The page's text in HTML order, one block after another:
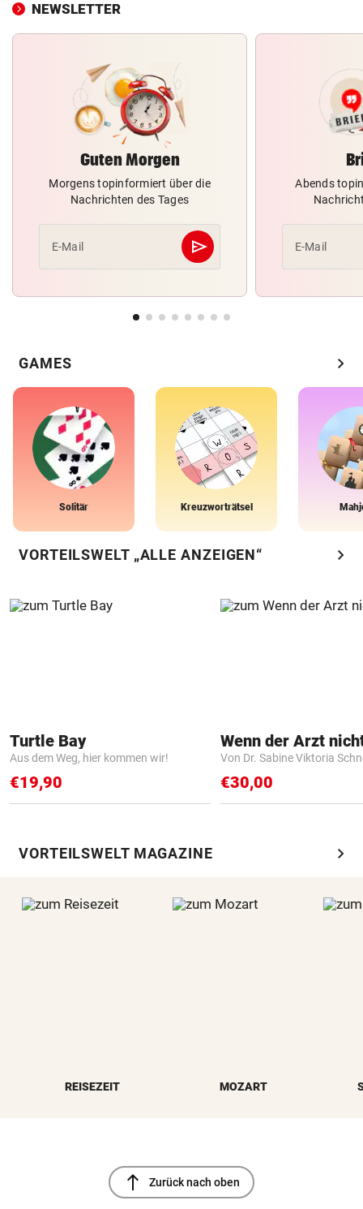
NEWSLETTER
Guten Morgen
Morgens topinformiert über die
Nachrichten des Tages
E-Mail send
Abschicken
Abends
E-Mail
GAMES chevron_right
Solitär Kreuzworträtsel
VORTEILSWELT „ALLE ANZEIGEN“ chevron_right
Turtle Bay
Aus dem Weg, hier kommen wir!
€19,90
Von Dr. Sabine Viktoria
€30,00
VORTEILSWELT MAGAZINE chevron_right
REISEZEIT MOZART
north Zurück nach oben